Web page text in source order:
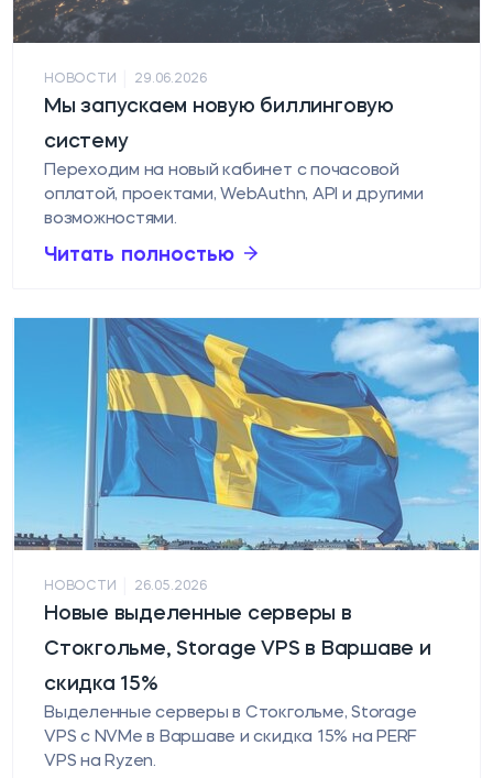
НОВОСТИ 29.06.2026
Мы запускаем новую биллинговую
систему
Переходим на новый кабинет с почасовой
оплатой, проектами, WebAuthn, API и другими
возможностями.
Читать полностью
НОВОСТИ 26.05.2026
Новые выделенные серверы в
Стокгольме, Storage VPS в Варшаве и
скидка 15%
Выделенные серверы в Стокгольме, Storage
VPS с NVMe в Варшаве и скидка 15% на PERF
VPS на Ryzen.